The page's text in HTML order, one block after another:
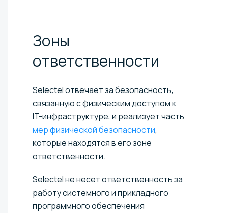
Зоны
ответственности
Selectel отвечает за безопасность,
связанную с физическим доступом к
IT-инфраструктуре, и реализует часть
мер физической безопасности,
которые находятся в его зоне
ответственности.
Selectel не несет ответственность за
работу системного и прикладного
программного обеспечения